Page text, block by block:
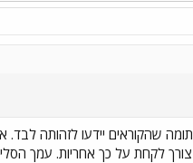
שהקוראים יידעו לזהותה לבד.
לקחת על כך אחריות. עמך